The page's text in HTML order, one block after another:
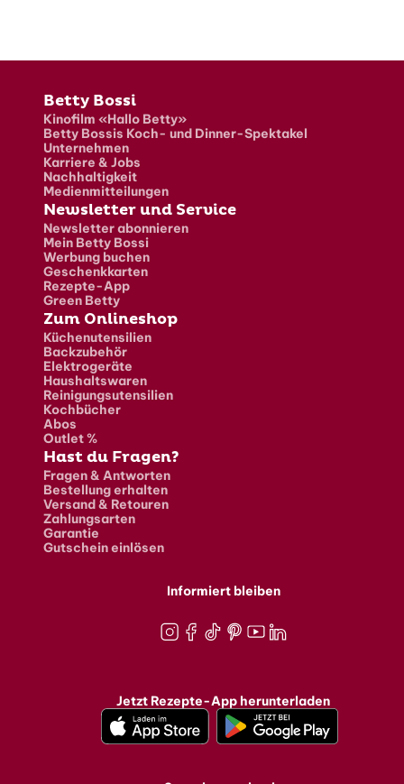
Fusszeile
Betty Bossi
Kinofilm «Hallo Betty»
Betty Bossis Koch- und Dinner-Spektakel
Unternehmen
Karriere & Jobs
Nachhaltigkeit
Medienmitteilungen
Newsletter und Service
Newsletter abonnieren
Mein Betty Bossi
Werbung buchen
Geschenkkarten
Rezepte-App
Green Betty
Zum Onlineshop
Küchenutensilien
Backzubehör
Elektrogeräte
Haushaltswaren
Reinigungsutensilien
Kochbücher
Abos
Outlet %
Hast du Fragen?
Fragen & Antworten
Bestellung erhalten
Versand & Retouren
Zahlungsarten
Garantie
Gutschein einlösen
Informiert bleiben
Jetzt Rezepte-App herunterladen